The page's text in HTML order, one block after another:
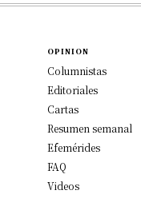
OPINION
Columnistas
Editoriales
Cartas
Resumen semanal
Efemérides
FAQ
Videos